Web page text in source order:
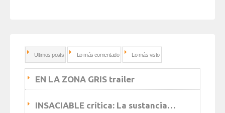
Ultimos posts Lo más comentado Lo más visto
EN LA ZONA GRIS trailer
INSACIABLE crítica: La sustancia…